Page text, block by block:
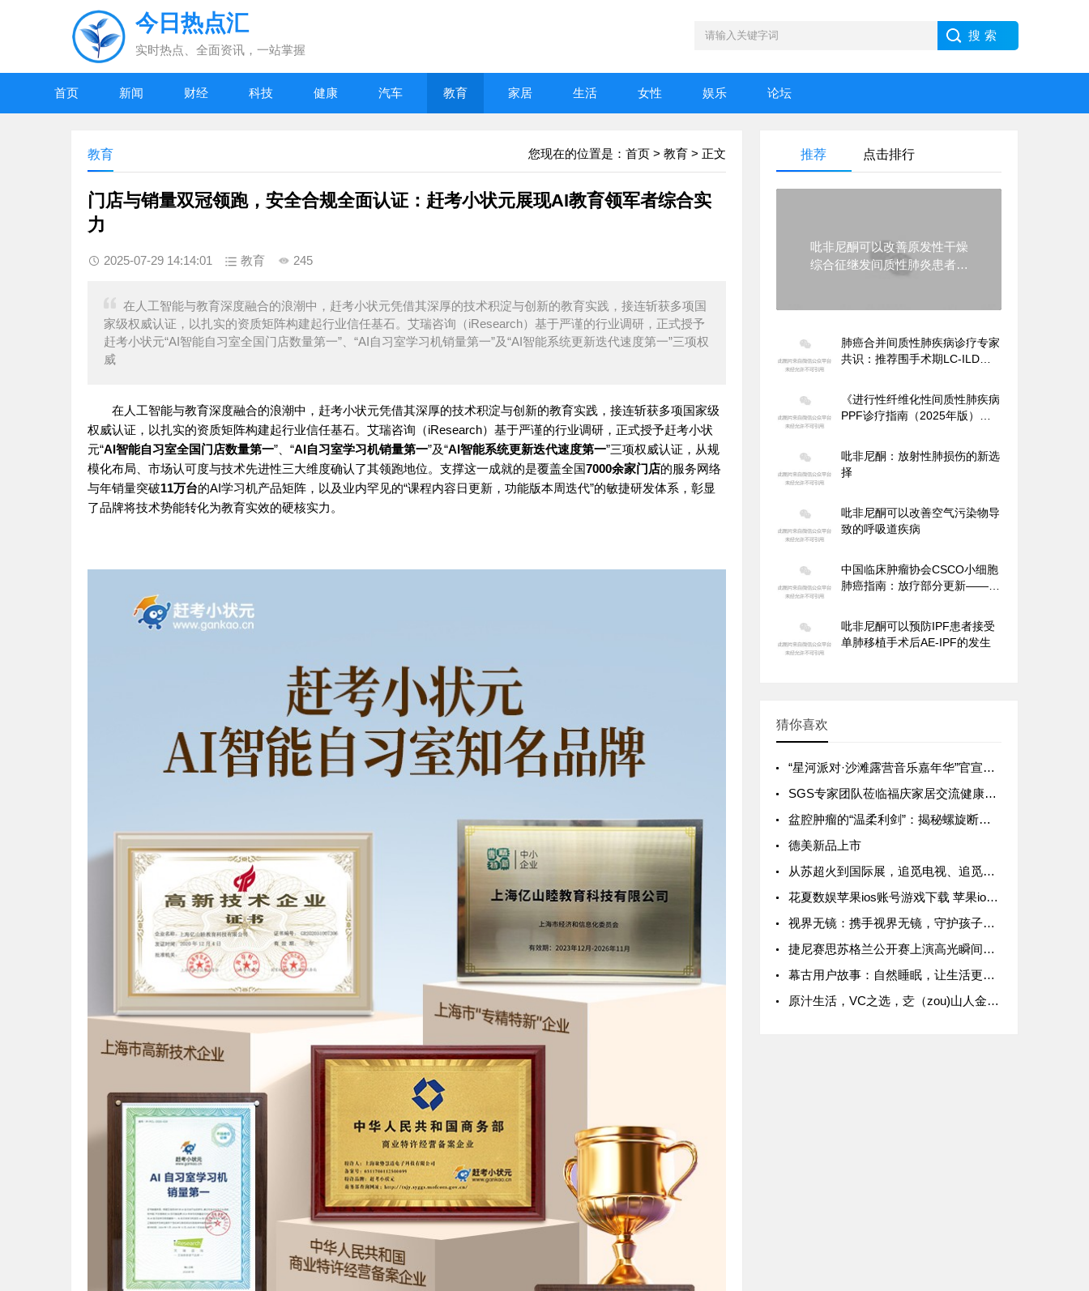
今日热点汇
实时热点、全面资讯，一站掌握
首页 新闻 财经 科技 健康 汽车 教育 家居 生活 女性 娱乐 论坛
您现在的位置是： 首页 > 教育 > 正文
教育
门店与销量双冠领跑，安全合规全面认证：赶考小状元展现AI教育领军者综合实
力
2025-07-29 14:14:01 教育 245
在人工智能与教育深度融合的浪潮中，赶考小状元凭借其深厚的技术积淀与创新的教育实践，接连斩获多项国
家级权威认证，以扎实的资质矩阵构建起行业信任基石。艾瑞咨询（iResearch）基于严谨的行业调研，正式授予
赶考小状元“AI智能自习室全国门店数量第一”、“AI自习室学习机销量第一”及“AI智能系统更新迭代速度第一”三项权
威
在人工智能与教育深度融合的浪潮中，赶考小状元凭借其深厚的技术积淀与创新的教育实践，接连斩获多项国家级
权威认证，以扎实的资质矩阵构建起行业信任基石。艾瑞咨询（iResearch）基于严谨的行业调研，正式授予赶考小状
元“AI智能自习室全国门店数量第一”、“AI自习室学习机销量第一”及“AI智能系统更新迭代速度第一”三项权威认证，从规
模化布局、市场认可度与技术先进性三大维度确认了其领跑地位。支撑这一成就的是覆盖全国7000余家门店的服务网络
与年销量突破11万台的AI学习机产品矩阵，以及业内罕见的“课程内容日更新，功能版本周迭代”的敏捷研发体系，彰显
了品牌将技术势能转化为教育实效的硬核实力。
推荐 点击排行
吡非尼酮可以改善原发性干燥
综合征继发间质性肺炎患者的
肺癌合并间质性肺疾病诊疗专家
共识：推荐围手术期LC-ILD患
重的发生风险
《进行性纤维化性间质性肺疾病
PPF诊疗指南（2025年版）》--
纤维化治疗
吡非尼酮：放射性肺损伤的新选
择
吡非尼酮可以改善空气污染物导
致的呼吸道疾病
中国临床肿瘤协会CSCO小细胞
肺癌指南：放疗部分更新——II
法能够改善放射性肺损伤
吡非尼酮可以预防IPF患者接受
单肺移植手术后AE-IPF的发生
猜你喜欢
“星河派对·沙滩露营音乐嘉年华”官宣！12月31日三亚亚龙湾共赴星辰大海之约！
SGS专家团队莅临福庆家居交流健康建材标准、检测等工作
盆腔肿瘤的“温柔利剑”：揭秘螺旋断层放射治疗
德美新品上市
从苏超火到国际展，追觅电视、追觅洗衣机还被央视报道点赞
花夏数娱苹果ios账号游戏下载 苹果ios付费游戏下载方法
视界无镜：携手视界无镜，守护孩子光明未来
捷尼赛思苏格兰公开赛上演高光瞬间，一杆进洞引爆全场
幕古用户故事：自然睡眠，让生活更美好
原汁生活，VC之选，赱（zou)山人金刺梨